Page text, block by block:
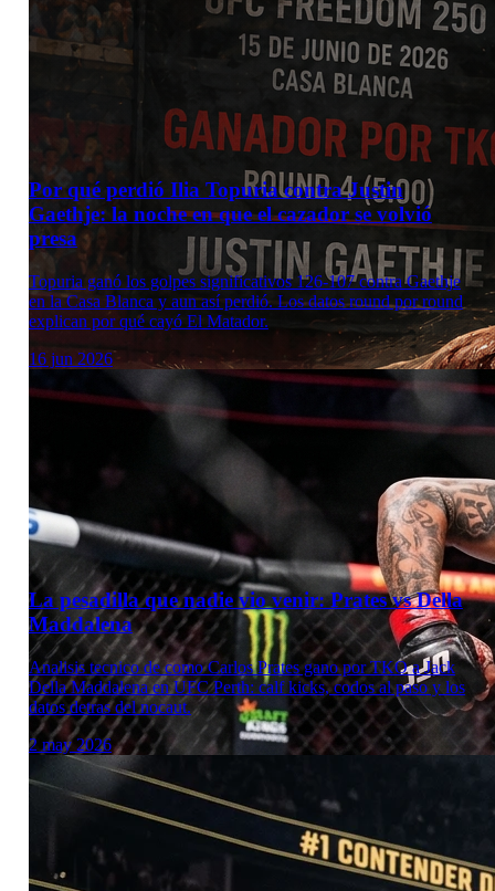
Por qué perdió Ilia Topuria contra Justin
Gaethje: la noche en que el cazador se volvió
presa
Topuria ganó los golpes significativos 126-107 contra Gaethje
en la Casa Blanca y aun así perdió. Los datos round por round
explican por qué cayó El Matador.
16 jun 2026
La pesadilla que nadie vio venir: Prates vs Della
Maddalena
Analisis tecnico de como Carlos Prates gano por TKO a Jack
Della Maddalena en UFC Perth: calf kicks, codos al paso y los
datos detras del nocaut.
2 may 2026